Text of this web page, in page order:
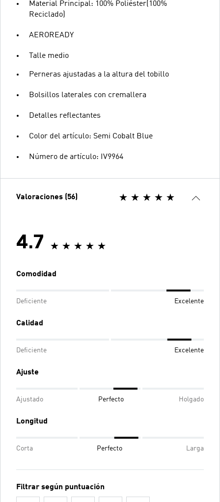
Material Principal: 100% Poliéster(100%
Reciclado)
AEROREADY
Talle medio
Perneras ajustadas a la altura del tobillo
Bolsillos laterales con cremallera
Detalles reflectantes
Color del artículo: Semi Cobalt Blue
Número de artículo: IV9964
Valoraciones (56)
4.7
Comodidad
Deficiente Excelente
Calidad
Deficiente Excelente
Ajuste
Ajustado Perfecto Holgado
Longitud
Corta Perfecto Larga
Filtrar según puntuación